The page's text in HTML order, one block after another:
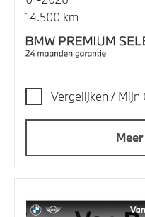
14.500 km
Vergelijken / Mijn